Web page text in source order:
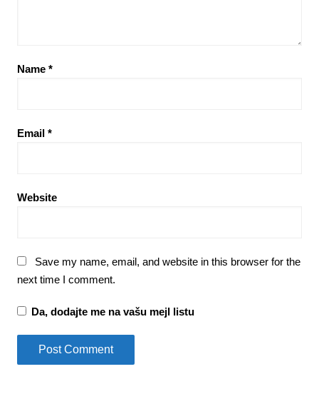
Name *
Email *
Website
Save my name, email, and website in this browser for the
next time I comment.
Da, dodajte me na vašu mejl listu